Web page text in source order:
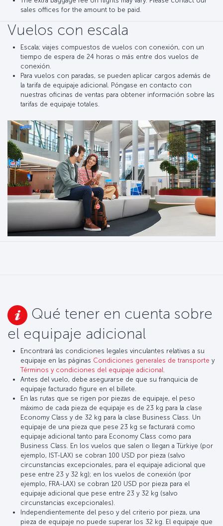
sales offices for the amount to be paid.
Vuelos con escala
Escala; viajes compuestos de vuelos con conexión, con un
tiempo de espera de 24 horas o más entre dos vuelos de
conexión.
Para vuelos con paradas, se pueden aplicar cargos además de
la tarifa de equipaje adicional. Póngase en contacto con
nuestras oficinas de ventas para obtener información sobre las
tarifas de equipaje totales.
Qué tener en cuenta sobre
el equipaje adicional
Encontrará las condiciones legales vinculantes relativas a su
equipaje en las páginas Condiciones generales de transporte y
Términos y condiciones del equipaje adicional
Antes del vuelo, debe asegurarse de que su franquicia de
equipaje facturado figure en el billete.
En las rutas que se rigen por piezas de equipaje, el peso
máximo de cada pieza de equipaje es de 23 kg para la clase
Economy Class y de 32 kg para la clase Business Class. Un
equipaje de una pieza que pese 23 kg se facturará como
equipaje adicional tanto para Economy Class como para
Business Class. En los vuelos que salen o llegan a Türkiye (por
ejemplo, IST-LAX) se cobran 100 USD por pieza (salvo
circunstancias excepcionales, para el equipaje adicional que
pese entre 23 y 32 kg); en los vuelos de conexión (por
ejemplo, FRA-LAX) se cobran 120 USD por pieza para el
equipaje adicional que pese entre 23 y 32 kg (salvo
circunstancias excepcionales).
Independientemente del peso y del criterio por pieza, una
pieza de equipaje no puede superar los 32 kg. El equipaje que